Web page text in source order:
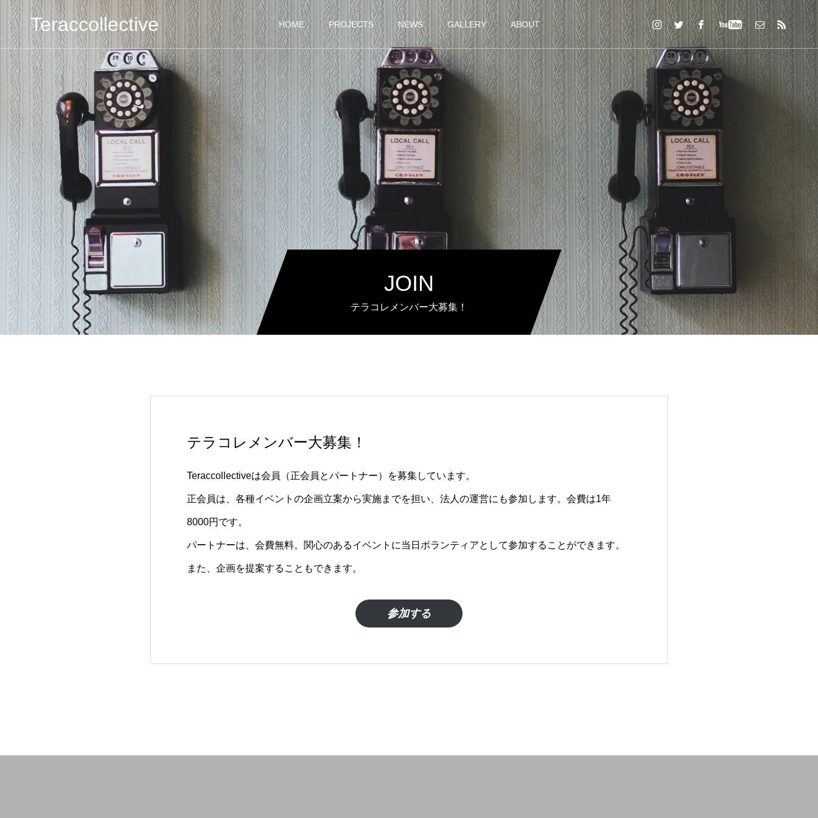
Teraccollective HOME PROJECTS NEWS GALLERY ABOUT
JOIN
テラコレメンバー大募集！
テラコレメンバー大募集！
Teraccollectiveは会員（正会員とパートナー）を募集しています。
正会員は、各種イベントの企画立案から実施までを担い、法人の運営にも参加します。会費は1年
8000円です。
パートナーは、会費無料。関心のあるイベントに当日ボランティアとして参加することができます。
また、企画を提案することもできます。
参加する